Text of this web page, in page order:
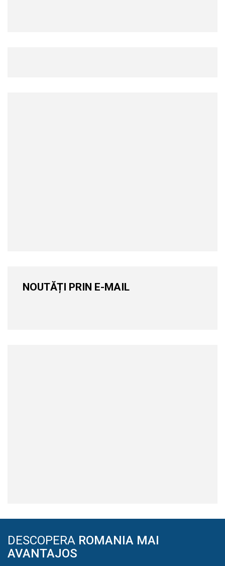
NOUTĂȚI PRIN E-MAIL
DESCOPERA ROMANIA MAI
AVANTAJOS